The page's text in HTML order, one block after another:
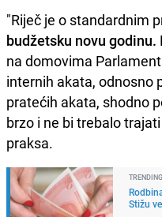
"Riječ je o standardnim
budžetsku novu godinu.
na domovima
internih akata, odnosno
pratećih akata, shodno
brzo i ne bi trebalo
praksa.
TRENDING
Stižu